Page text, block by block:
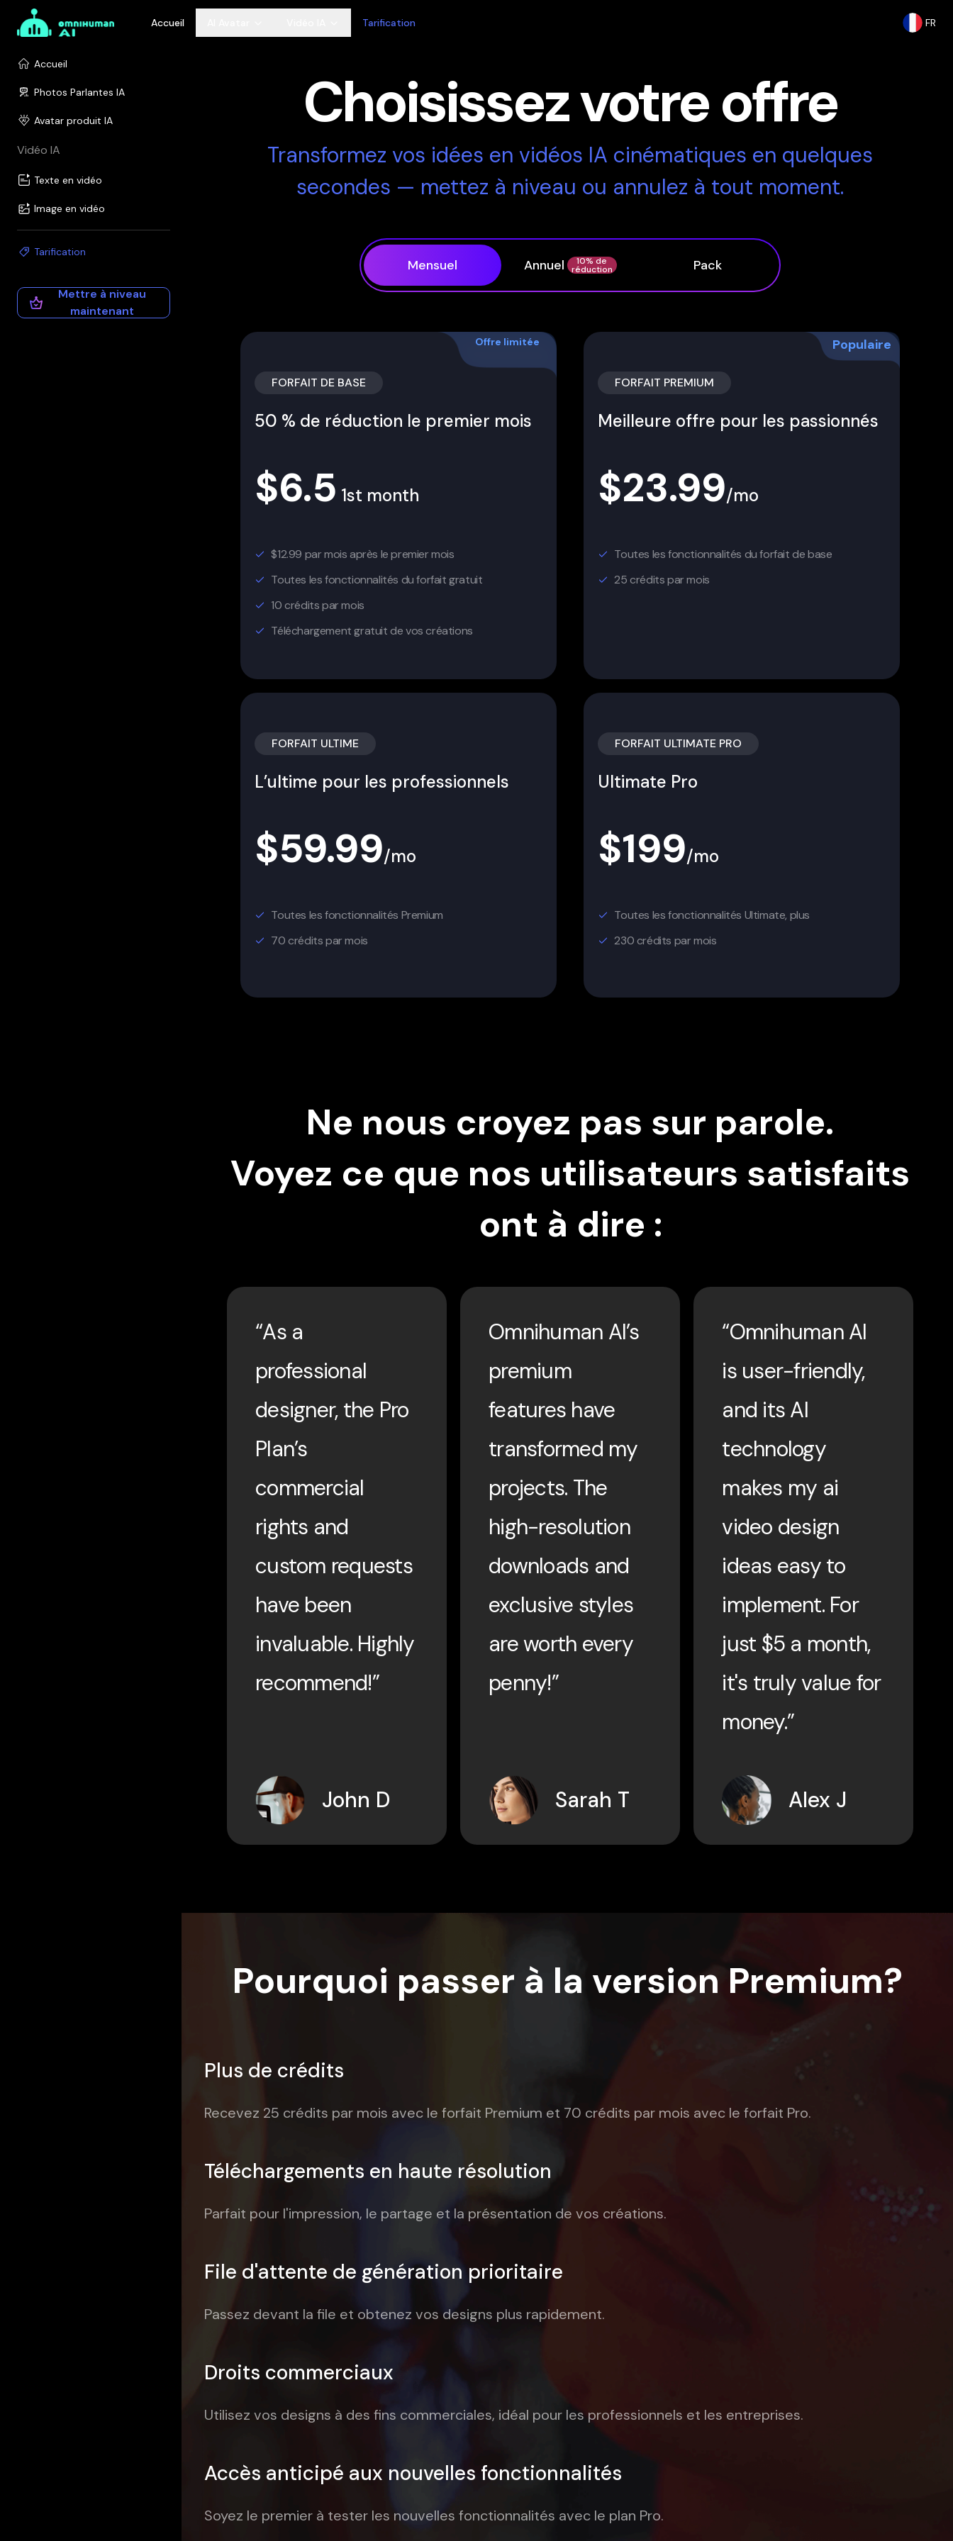
Accueil Tarification FR
Accueil
Photos Parlantes IA
Avatar produit IA
Vidéo IA
Texte en vidéo
Image en vidéo
Tarification
Mettre à niveau
maintenant
Choisissez votre offre
Transformez vos idées en vidéos IA cinématiques en quelques
secondes — mettez à niveau ou annulez à tout moment.
Mensuel Annuel 10% de
réduction Pack
Offre limitée
FORFAIT DE BASE
50 % de réduction le premier mois
$6.5 1st month
$12.99 par mois après le premier mois
Toutes les fonctionnalités du forfait gratuit
10 crédits par mois
Téléchargement gratuit de vos créations
Populaire
FORFAIT PREMIUM
Meilleure offre pour les passionnés
$23.99/mo
Toutes les fonctionnalités du forfait de base
25 crédits par mois
FORFAIT ULTIME
L’ultime pour les professionnels
$59.99/mo
Toutes les fonctionnalités Premium
70 crédits par mois
FORFAIT ULTIMATE PRO
Ultimate Pro
$199/mo
Toutes les fonctionnalités Ultimate, plus
230 crédits par mois
Ne nous croyez pas sur parole.
Voyez ce que nos utilisateurs satisfaits
ont à dire :
“As a
professional
designer, the Pro
Plan’s
commercial
rights and
custom requests
have been
invaluable. Highly
recommend!”
John D
Omnihuman AI’s
premium
features have
transformed my
projects. The
high-resolution
downloads and
exclusive styles
are worth every
penny!”
Sarah T
“Omnihuman AI
is user-friendly,
and its AI
technology
makes my ai
video design
ideas easy to
implement. For
just $5 a month,
it's truly value for
money.”
Alex J
Pourquoi passer à la version Premium?
Plus de crédits
Recevez 25 crédits par mois avec le forfait Premium et 70 crédits par mois avec le forfait Pro.
Téléchargements en haute résolution
Parfait pour l'impression, le partage et la présentation de vos créations.
File d'attente de génération prioritaire
Passez devant la file et obtenez vos designs plus rapidement.
Droits commerciaux
Utilisez vos designs à des fins commerciales, idéal pour les professionnels et les entreprises.
Accès anticipé aux nouvelles fonctionnalités
Soyez le premier à tester les nouvelles fonctionnalités avec le plan Pro.